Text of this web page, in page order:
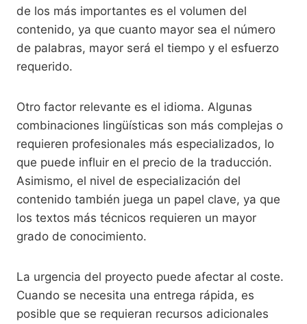
de los más importantes es el volumen del
contenido, ya que cuanto mayor sea el número
de palabras, mayor será el tiempo y el esfuerzo
requerido.
Otro factor relevante es el idioma. Algunas
combinaciones lingüísticas son más complejas o
requieren profesionales más especializados, lo
que puede influir en el precio de la traducción.
Asimismo, el nivel de especialización del
contenido también juega un papel clave, ya que
los textos más técnicos requieren un mayor
grado de conocimiento.
La urgencia del proyecto puede afectar al coste.
Cuando se necesita una entrega rápida, es
posible que se requieran recursos adicionales